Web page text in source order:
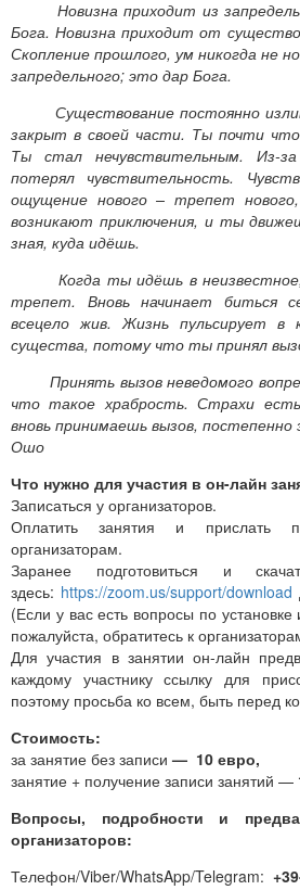
Новизна приходит из
Бога. Новизна приходит от
Скопление прошлого, ум никогда не
запредельного; это дар Бога.
Существование постоянно
закрыт в своей части. Ты почти
Ты стал нечувствительным. Из-
потерял чувствительность.
ощущение нового – трепет
возникают приключения, и ты
зная, куда идёшь.
Когда ты идёшь в неизвестное,
трепет. Вновь начинает биться
всецело жив. Жизнь пульсирует в
существа, потому что ты принял
Принять вызов неведомого
что такое храбрость. Страхи
вновь принимаешь вызов,
Ошо
Что нужно для участия в он-лайн
Записаться у организаторов.
Оплатить занятия и прислать
организаторам.
Заранее подготовиться и
здесь: https://zoom.us/support/download
(Если у вас есть вопросы по
пожалуйста, обратитесь к
Для участия в занятии он-лайн
каждому участнику ссылку для
поэтому просьба ко всем, быть перед
Стоимость:
за занятие без записи — 10 евро,
занятие + получение записи занятий —
Вопросы, подробности и
организаторов:
Телефон/Viber/WhatsApp/Telegram: